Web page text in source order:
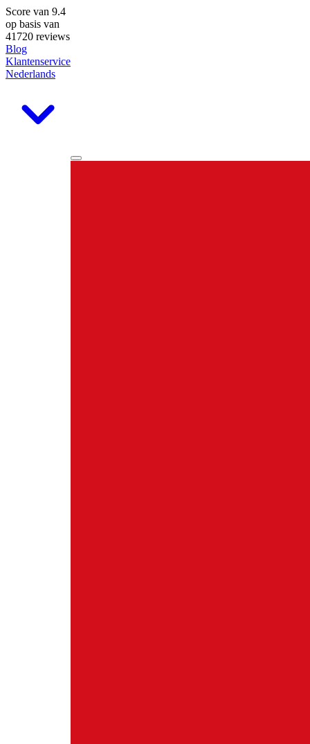
Score van 9.4
op basis van
41720 reviews
Blog
Klantenservice
Nederlands